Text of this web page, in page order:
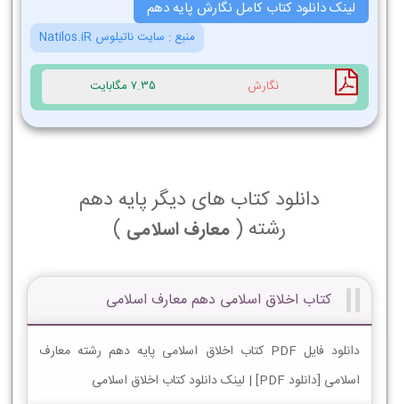
لینک دانلود کتاب کامل نگارش پایه دهم
منبع : سایت ناتیلوس Natilos.iR
نگارش 7.35 مگابایت
دانلود کتاب های دیگر پایه دهم
رشته ( معارف اسلامی )
کتاب اخلاق اسلامی دهم معارف اسلامی
دانلود فایل PDF کتاب اخلاق اسلامی پایه دهم رشته معارف
اسلامی [دانلود PDF] | لینک دانلود کتاب اخلاق اسلامی